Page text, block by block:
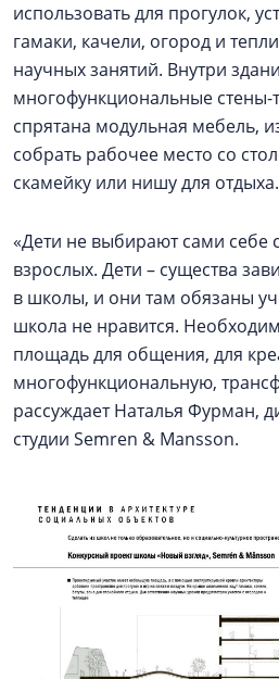
использовать для прогулок,
гамаки, качели, огород и
научных занятий. Внутри
многофункциональные
спрятана модульная мебель,
собрать рабочее место со
скамейку или нишу для отдыха.
«Дети не выбирают сами себе
взрослых. Дети – существа
в школы, и они там обязаны
школа не нравится.
площадь для общения, для
многофункциональную,
рассуждает Наталья Фурман,
студии Semren & Mansson.